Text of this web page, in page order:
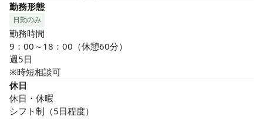
勤務形態
日勤のみ
勤務時間
9：00～18：00（休憩60分）
週5日
※時短相談可
休日
休日・休暇
シフト制（5日程度）